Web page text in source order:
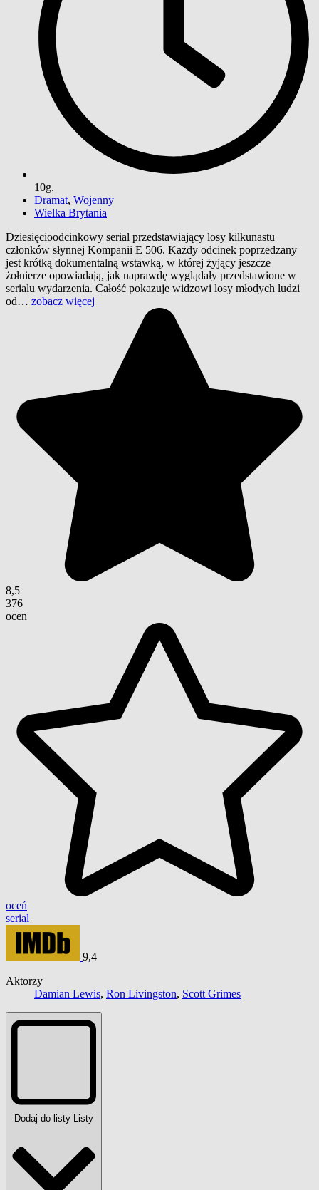
10g.
Dramat, Wojenny
Wielka Brytania
Dziesięcioodcinkowy serial przedstawiający losy kilkunastu
członków słynnej Kompanii E 506. Każdy odcinek poprzedzany
jest krótką dokumentalną wstawką, w której żyjący jeszcze
żołnierze opowiadają, jak naprawdę wyglądały przedstawione w
serialu wydarzenia. Całość pokazuje widzowi losy młodych ludzi
od… zobacz więcej
8,5
376
ocen
oceń
serial
9,4
Aktorzy
Damian Lewis, Ron Livingston, Scott Grimes
Dodaj do listy Listy